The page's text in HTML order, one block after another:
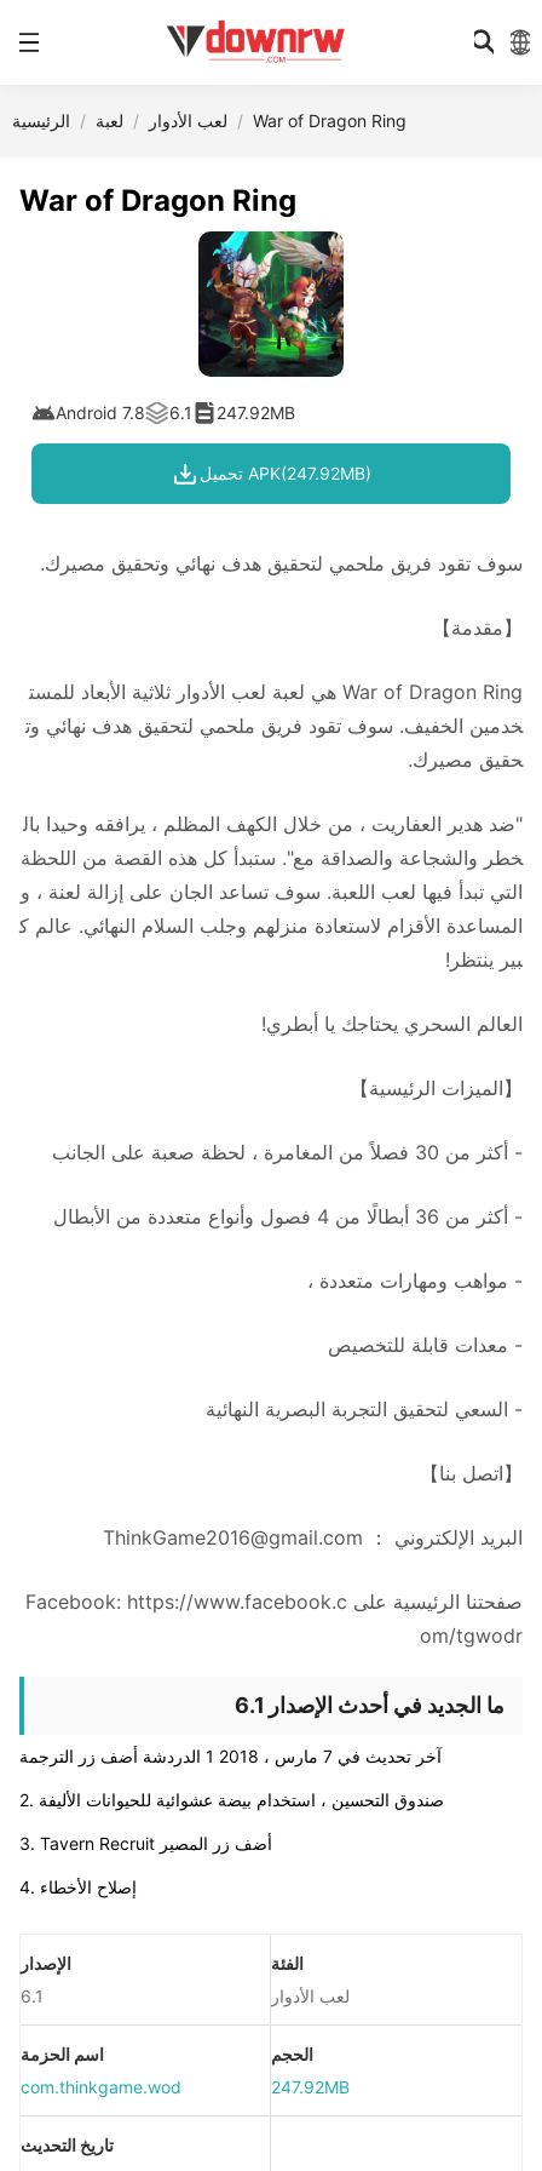
الرئيسية لعبة لعب الأدوار War of Dragon Ring
War of Dragon Ring
Android 7.8 6.1 247.92MB
تحميل APK(247.92MB)
سوف تقود فريق ملحمي لتحقيق هدف نهائي وتحقيق مصيرك.
【مقدمة】
War of Dragon Ring هي لعبة لعب الأدوار ثلاثية الأبعاد للمست
خدمين الخفيف. سوف تقود فريق ملحمي لتحقيق هدف نهائي وت
حقيق مصيرك.
"ضد هدير العفاريت ، من خلال الكهف المظلم ، يرافقه وحيدا بال
خطر والشجاعة والصداقة مع". ستبدأ كل هذه القصة من اللحظة
التي تبدأ فيها لعب اللعبة. سوف تساعد الجان على إزالة لعنة ، و
المساعدة الأقزام لاستعادة منزلهم وجلب السلام النهائي. عالم ك
بير ينتظر!
العالم السحري يحتاجك يا أبطري!
【الميزات الرئيسية】
- أكثر من 30 فصلاً من المغامرة ، لحظة صعبة على الجانب
- أكثر من 36 أبطالًا من 4 فصول وأنواع متعددة من الأبطال
- مواهب ومهارات متعددة ،
- معدات قابلة للتخصيص
- السعي لتحقيق التجربة البصرية النهائية
【اتصل بنا】
البريد الإلكتروني ： ThinkGame2016@gmail.com
صفحتنا الرئيسية على Facebook: https://www.facebook.c
om/tgwodr
ما الجديد في أحدث الإصدار 6.1
آخر تحديث في 7 مارس ، 2018 1 الدردشة أضف زر الترجمة
2. صندوق التحسين ، استخدام بيضة عشوائية للحيوانات الأليفة
3. Tavern Recruit أضف زر المصير
4. إصلاح الأخطاء
الإصدار
6.1
الفئة
لعب الأدوار
اسم الحزمة
com.thinkgame.wod
الحجم
247.92MB
تاريخ التحديث